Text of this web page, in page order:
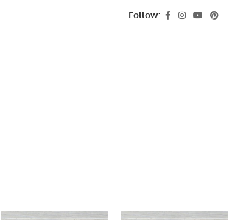
Follow: